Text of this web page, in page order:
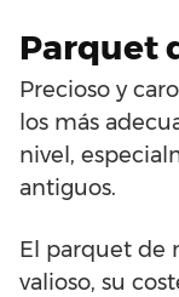
Parquet
Precioso y
los más
nivel,
antiguos.
El parquet de
valioso, su